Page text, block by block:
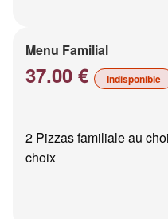
Menu Familial
37.00 € Indisponible
2 Pizzas familiale au
choix